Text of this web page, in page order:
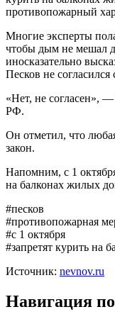
противопожарный
Многие эксперты
чтобы дым не мешал
иносказательно
Песков не
«Нет, не согласен», —
РФ.
Он отметил, что
закон.
Напомним, с 1
на балконах жилых
#песков
#противопожарная
#с 1 октября
#запретят курить на
Источник: nevnov.ru
Навигация